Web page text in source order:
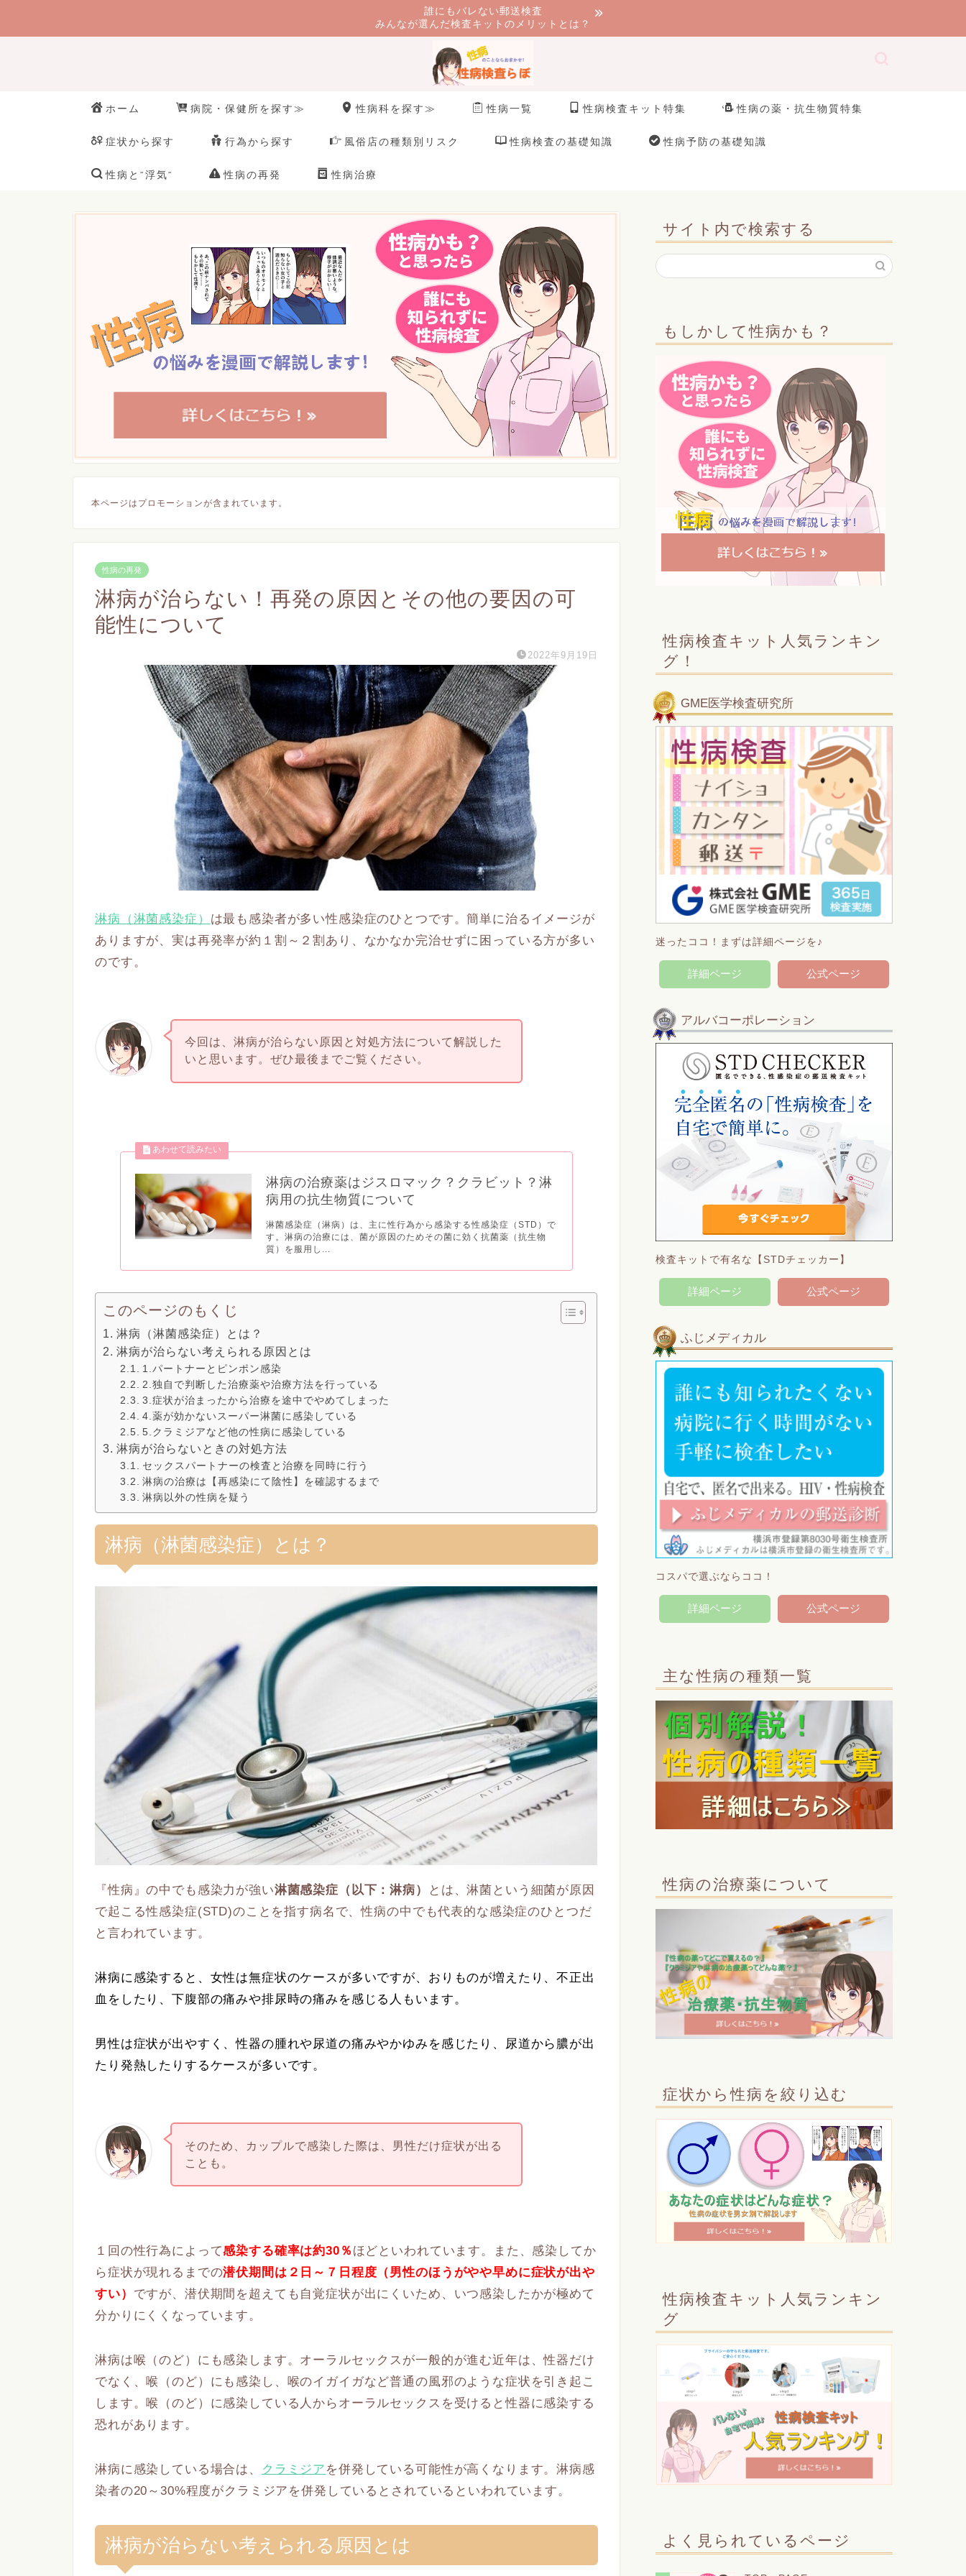
誰にもバレない郵送検査
みんなが選んだ検査キットのメリットとは？
ホーム 病院・保健所を探す≫ 性病科を探す≫ 性病一覧 性病検査キット特集 性病の薬・抗生物質特集
症状から探す 行為から探す 風俗店の種類別リスク 性病検査の基礎知識 性病予防の基礎知識
性病と”浮気” 性病の再発 性病治療
本ページはプロモーションが含まれています。
性病の再発
淋病が治らない！再発の原因とその他の要因の可
能性について
2022年9月19日
淋病（淋菌感染症） は最も感染者が多い性感染症のひとつです。簡単に治るイメージが
ありますが、実は再発率が約１割～２割あり、なかなか完治せずに困っている方が多い
のです。
今回は、淋病が治らない原因と対処方法について解説した
いと思います。ぜひ最後までご覧ください。
淋病の治療薬はジスロマック？クラビット？淋
病用の抗生物質について
淋菌感染症（淋病）は、主に性行為から感染する性感染症（STD）で
す。淋病の治療には、菌が原因のためその菌に効く抗菌薬（抗生物
質）を服用し...
このページのもくじ
淋病（淋菌感染症）とは？
淋病が治らない考えられる原因とは
1.パートナーとピンポン感染
2.独自で判断した治療薬や治療方法を行っている
3.症状が治まったから治療を途中でやめてしまった
4.薬が効かないスーパー淋菌に感染している
5.クラミジアなど他の性病に感染している
淋病が治らないときの対処方法
セックスパートナーの検査と治療を同時に行う
淋病の治療は【再感染にて陰性】を確認するまで
淋病以外の性病を疑う
淋病（淋菌感染症）とは？
『性病』の中でも感染力が強い淋菌感染症（以下：淋病）
とは、淋菌という細菌が原因
で起こる性感染症(STD)のことを指す病名で、性病の中でも代表的な感染症のひとつだ
と言われています。
淋病に感染すると、女性は無症状のケースが多いですが、おりものが増えたり、不正出
血をしたり、下腹部の痛みや排尿時の痛みを感じる人もいます。
男性は症状が出やすく、性器の腫れや尿道の痛みやかゆみを感じたり、尿道から膿が出
たり発熱したりするケースが多いです。
そのため、カップルで感染した際は、男性だけ症状が出る
ことも。
１回の性行為によって感染する確率は約30％ ほどといわれています。また、感染してか
ら症状が現れるまでの潜伏期間は２日～７日程度（男性のほうがやや早めに症状が出や
すい） ですが、潜伏期間を超えても自覚症状が出にくいため、いつ感染したかが極めて
分かりにくくなっています。
淋病は喉（のど）にも感染します。オーラルセックスが一般的が進む近年は、性器だけ
でなく、喉（のど）にも感染し、喉のイガイガなど普通の風邪のような症状を引き起こ
します。喉（のど）に感染している人からオーラルセックスを受けると性器に感染する
恐れがあります。
淋病に感染している場合は、 クラミジア を併発している可能性が高くなります。淋病感
染者の20～30%程度がクラミジアを併発しているとされているといわれています。
淋病が治らない考えられる原因とは
サイト内で検索する
もしかして性病かも？
性病検査キット人気ランキン
グ！
GME医学検査研究所
迷ったココ！まずは詳細ページを♪
詳細ページ 公式ページ
アルバコーポレーション
検査キットで有名な【STDチェッカー】
詳細ページ 公式ページ
ふじメディカル
コスパで選ぶならココ！
詳細ページ 公式ページ
主な性病の種類一覧
性病の治療薬について
症状から性病を絞り込む
性病検査キット人気ランキン
グ
よく見られているページ